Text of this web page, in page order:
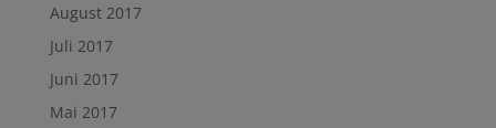
August 2017
Juli 2017
Juni 2017
Mai 2017